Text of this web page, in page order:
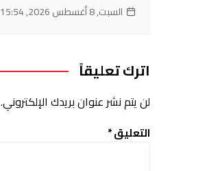
السبت, 8 أغسطس 2026, 15:54
اترك تعليقاً
لن يتم نشر عنوان بريدك الإلكتروني.
التعليق*